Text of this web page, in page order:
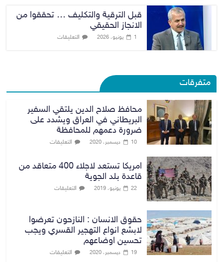
قبل الترقية والتكليف … تحققوا من
الانجاز الحقيقي
1 يونيو، 2026 التعليقات
متفرقات
محافظ صلاح الدين يلتقي السفير
البريطاني في العراق ويشدد على
ضرورة دعمهم للمحافظة
10 ديسمبر، 2020 التعليقات
امريكا تستعد لاجلاء 400 متعاقد من
قاعدة بلد الجوية
22 يونيو، 2019 التعليقات
حقوق الانسان : النازحون تعرضوا
لابشع انواع التهجير القسري ويجب
تحسين اوضاعهم
19 ديسمبر، 2020 التعليقات